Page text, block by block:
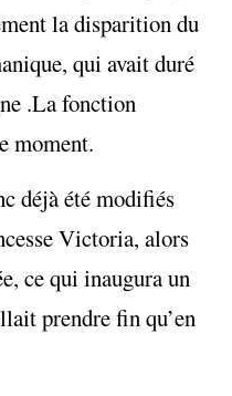
la disparition du
qui avait duré
.La fonction
moment.
déjà été modifiés
Victoria, alors
ce qui inaugura un
prendre fin qu’en